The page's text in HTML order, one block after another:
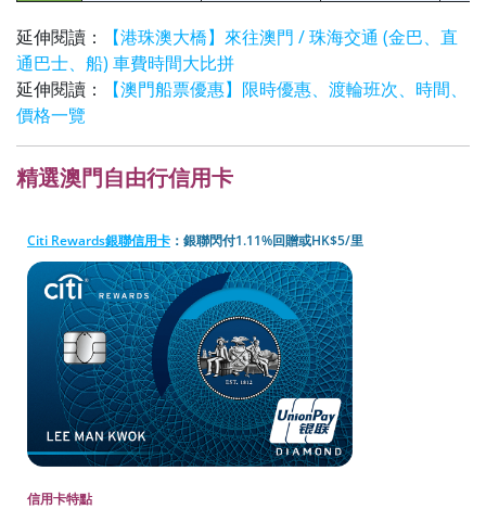
延伸閱讀：
【港珠澳大橋】來往澳門 / 珠海交通 (金巴、直
通巴士、船) 車費時間大比拼
延伸閱讀：
【澳門船票優惠】限時優惠、渡輪班次、時間、
價格一覽
精選澳門自由行信用卡
Citi Rewards銀聯信用卡 ：銀聯閃付1.11%回贈或HK$5/里
信用卡特點